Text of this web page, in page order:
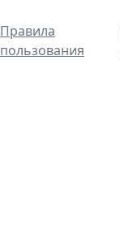
Правила
пользования